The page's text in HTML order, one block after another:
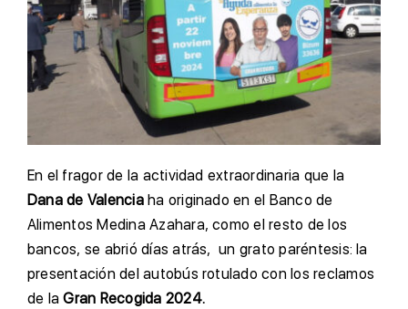
En el fragor de la actividad extraordinaria que la
Dana de Valenciaha originado en el Banco de
Alimentos Medina Azahara, como el resto de los
bancos, se abrió días atrás, un grato paréntesis: la
presentación del autobús rotulado con los reclamos
de laGran Recogida 2024.